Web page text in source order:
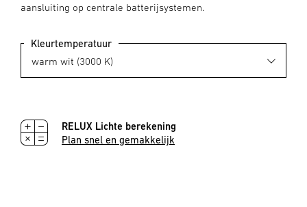
aansluiting op centrale batterijsystemen.
Kleurtemperatuur
RELUX Lichte berekening
Plan snel en gemakkelijk